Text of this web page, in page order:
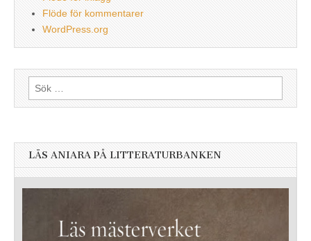
Flöde för kommentarer
WordPress.org
Sök
efter:
LÄS ANIARA PÅ LITTERATURBANKEN